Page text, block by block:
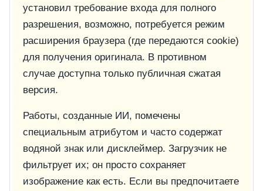
установил требование входа для полного
разрешения, возможно, потребуется режим
расширения браузера (где передаются cookie)
для получения оригинала. В противном
случае доступна только публичная сжатая
версия.
Работы, созданные ИИ, помечены
специальным атрибутом и часто содержат
водяной знак или дисклеймер. Загрузчик не
фильтрует их; он просто сохраняет
изображение как есть. Если вы предпочитаете